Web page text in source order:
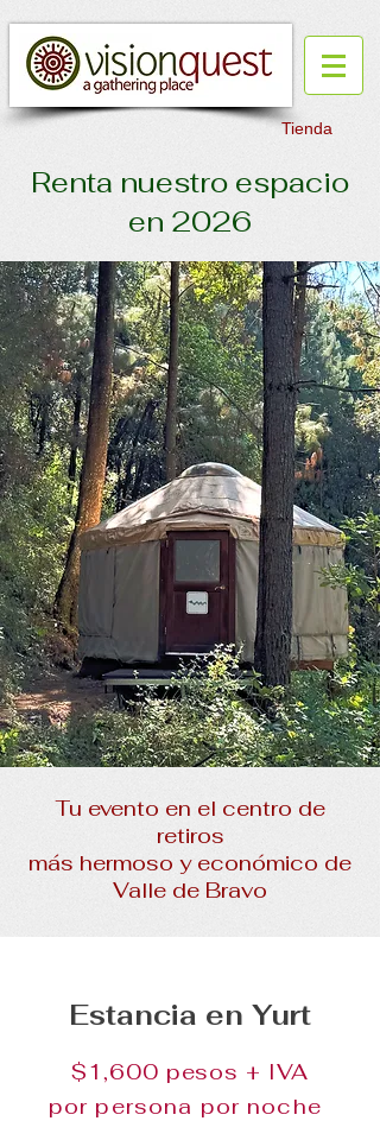
Tienda
Renta nuestro espacio
en 2026
Tu evento en el centro de
retiros
más hermoso y económico de
Valle de Bravo
Estancia en Yurt
$1,600 pesos + IVA
por persona por noche